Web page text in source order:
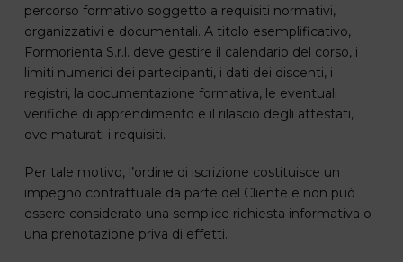
percorso formativo soggetto a requisiti normativi,
organizzativi e documentali. A titolo esemplificativo,
Formorienta S.r.l. deve gestire il calendario del corso, i
limiti numerici dei partecipanti, i dati dei discenti, i
registri, la documentazione formativa, le eventuali
verifiche di apprendimento e il rilascio degli attestati,
ove maturati i requisiti.
Per tale motivo, l’ordine di iscrizione costituisce un
impegno contrattuale da parte del Cliente e non può
essere considerato una semplice richiesta informativa o
una prenotazione priva di effetti.